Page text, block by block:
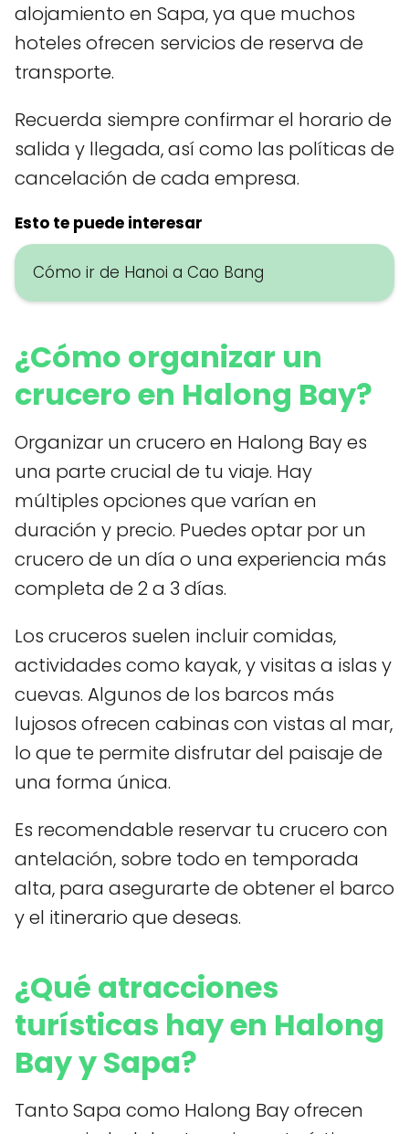
alojamiento en Sapa, ya que muchos
hoteles ofrecen servicios de reserva de
transporte.
Recuerda siempre confirmar el horario de
salida y llegada, así como las políticas de
cancelación de cada empresa.
Esto te puede interesar
Cómo ir de Hanoi a Cao Bang
¿Cómo organizar un
crucero en Halong Bay?
Organizar un crucero en Halong Bay es
una parte crucial de tu viaje. Hay
múltiples opciones que varían en
duración y precio. Puedes optar por un
crucero de un día o una experiencia más
completa de 2 a 3 días.
Los cruceros suelen incluir comidas,
actividades como kayak, y visitas a islas y
cuevas. Algunos de los barcos más
lujosos ofrecen cabinas con vistas al mar,
lo que te permite disfrutar del paisaje de
una forma única.
Es recomendable reservar tu crucero con
antelación, sobre todo en temporada
alta, para asegurarte de obtener el barco
y el itinerario que deseas.
¿Qué atracciones
turísticas hay en Halong
Bay y Sapa?
Tanto Sapa como Halong Bay ofrecen